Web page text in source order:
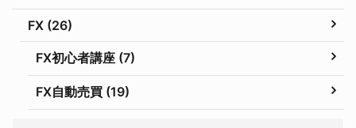
FX (26)
FX初心者講座 (7)
FX自動売買 (19)